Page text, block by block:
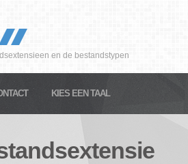
en de bestandstypen
KIES EEN TAAL